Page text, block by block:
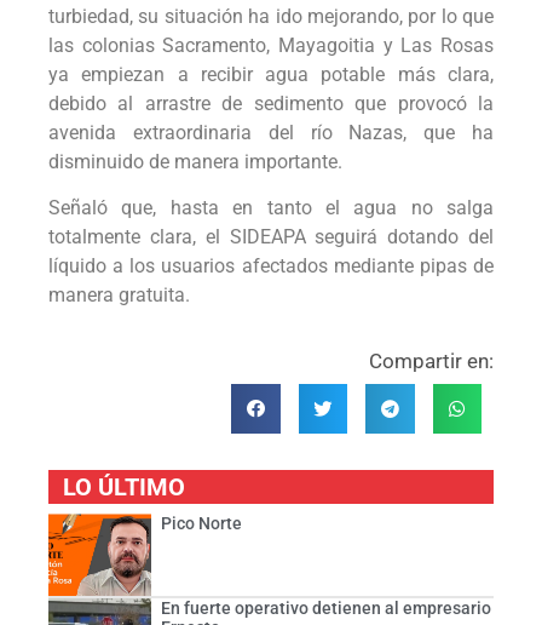
turbiedad, su situación ha ido mejorando, por lo que
las colonias Sacramento, Mayagoitia y Las Rosas
ya empiezan a recibir agua potable más clara,
debido al arrastre de sedimento que provocó la
avenida extraordinaria del río Nazas, que ha
disminuido de manera importante.
Señaló que, hasta en tanto el agua no salga
totalmente clara, el SIDEAPA seguirá dotando del
líquido a los usuarios afectados mediante pipas de
manera gratuita.
Compartir en:
LO ÚLTIMO
Pico Norte
En fuerte operativo detienen al empresario